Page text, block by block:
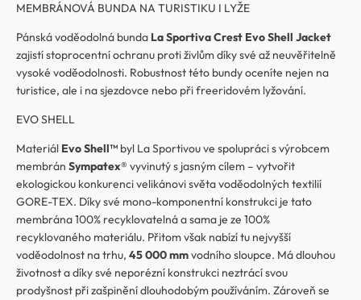
MEMBRÁNOVÁ BUNDA NA TURISTIKU I LYŽE
Pánská voděodolná bunda La Sportiva Crest Evo Shell Jacket
zajistí stoprocentní ochranu proti živlům díky své až neuvěřitelně
vysoké voděodolnosti. Robustnost této bundy oceníte nejen na
turistice, ale i na sjezdovce nebo při freeridovém lyžování.
EVO SHELL
Materiál Evo Shell™ byl La Sportivou ve spolupráci s výrobcem
membrán Sympatex® vyvinutý s jasným cílem – vytvořit
ekologickou konkurenci velikánovi světa voděodolných textilií
GORE-TEX. Díky své mono-komponentní konstrukci je tato
membrána 100% recyklovatelná a sama je ze 100%
recyklovaného materiálu. Přitom však nabízí tu nejvyšší
voděodolnost na trhu, 45 000 mmvodního sloupce. Má dlouhou
životnost a díky své neporézní konstrukci neztrácí svou
prodyšnost při zašpinění dlouhodobým používáním. Zároveň se